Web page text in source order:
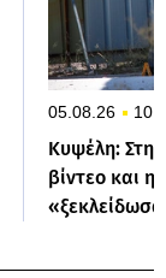
05.08.26
Κυψέλη:
βίντεο και